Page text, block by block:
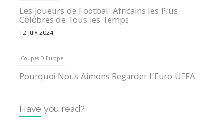
Les Joueurs de Football Africains les Plus
Célèbres de Tous les Temps
12 July 2024
Coupes D'Europe
Pourquoi Nous Aimons Regarder l’Euro UEFA
Internationales
Have you read?